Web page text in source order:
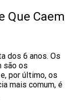
Que Caem
dos 6 anos. Os
são os
por último, os
mais comum, é